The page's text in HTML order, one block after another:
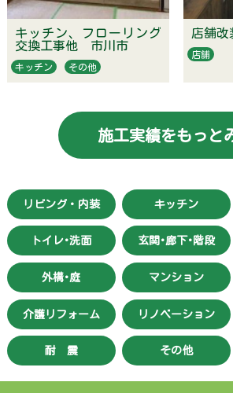
キッチン、フローリング
交換工事他 市川市
キッチン その他
店舗
店舗
施工実績をもっと
リビング・内装 キッチン
トイレ･洗面 玄関･廊下･階段
外構･庭 マンション
介護リフォーム リノベーション
耐 震 その他